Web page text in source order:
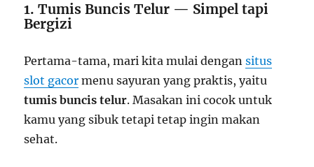
1. Tumis Buncis Telur — Simpel tapi
Bergizi
Pertama-tama, mari kita mulai dengansitus
slot gacor menu sayuran yang praktis, yaitu
tumis buncis telur. Masakan ini cocok untuk
kamu yang sibuk tetapi tetap ingin makan
sehat.